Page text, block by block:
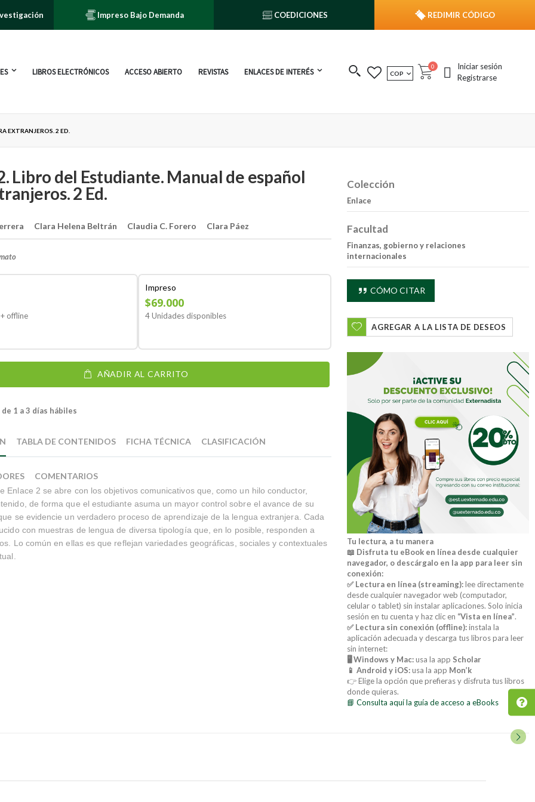
Impreso Bajo Demanda COEDICIONES REDIMIR CÓDIGO
LIBROS ELECTRÓNICOS ACCESO ABIERTO REVISTAS ENLACES DE INTERÉS MONEDA
COP Cart
0 publicacionesIniciar sesión
Registrarse
EXTRANJEROS. 2 ED.
Libro del Estudiante. Manual de español
2 Ed.
Clara Helena Beltrán Claudia C. Forero Clara Páez
offline
Impreso
$69.000
4 Unidades disponibles
AÑADIR AL CARRITO
1 a 3 días hábiles
Enlace 2 se abre con los objetivos comunicativos que, como un hilo conductor,
de forma que el estudiante asuma un mayor control sobre el avance de su
se evidencie un verdadero proceso de aprendizaje de la lengua extranjera. Cada
con muestras de lengua de diversa tipología que, en lo posible, responden a
Lo común en ellas es que reflejan variedades geográficas, sociales y contextuales
TABLA DE CONTENIDOS FICHA TÉCNICA CLASIFICACIÓN
COMENTARIOS
Colección
Enlace
Facultad
Finanzas, gobierno y relaciones
internacionales
CÓMO CITAR
AGREGAR A LA LISTA DE DESEOS
Tu lectura, a tu manera
📖 Disfruta tu eBook en línea desde cualquier
navegador, o descárgalo en la app para leer sin
conexión:
✅ Lectura en línea (streaming):lee directamente
desde cualquier navegador web (computador,
celular o tablet) sin instalar aplicaciones. Solo inicia
sesión en tu cuenta y haz clic en “Vista en línea”.
✅ Lectura sin conexión (offline):instala la
aplicación adecuada y descarga tus libros para leer
sin internet:
🖥️ Windows y Mac:usa la app Scholar
📱 Android y iOS:usa la app Mon’k
👉 Elige la opción que prefieras y disfruta tus libros
donde quieras.
📘 Consulta aquí la guía de acceso a eBooks